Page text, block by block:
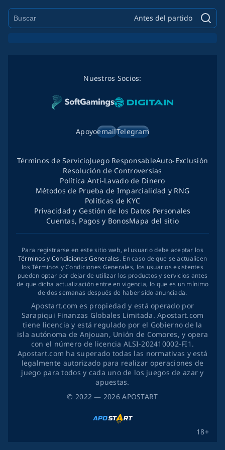
Antes del partido
© 2022 — 2026APOSTART
Nuestros Socios:
ApoyoemailTelegram
18+
Términos de ServicioJuego ResponsableAuto-Exclusión
Resolución de Controversias
Política Anti-Lavado de Dinero
Métodos de Prueba de Imparcialidad y RNG
Políticas de KYC
Privacidad y Gestión de los Datos Personales
Cuentas, Pagos y BonosMapa del sitio
Para registrarse en este sitio web, el usuario debe aceptar los
Términos y Condiciones Generales. En caso de que se actualicen
los Términos y Condiciones Generales, los usuarios existentes
pueden optar por dejar de utilizar los productos y servicios antes
de que dicha actualización entre en vigencia, lo que es un mínimo
de dos semanas después de haber sido anunciada.
Apostart.com es propiedad y está operado por
Sarapiqui Finanzas Globales Limitada. Apostart.com
tiene licencia y está regulado por el Gobierno de la
isla autónoma de Anjouan, Unión de Comores, y opera
con el número de licencia ALSI-202410002-FI1.
Apostart.com ha superado todas las normativas y está
legalmente autorizado para realizar operaciones de
juego para todos y cada uno de los juegos de azar y
apuestas.